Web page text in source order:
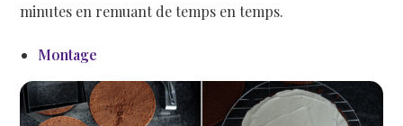
minutes en remuant de temps en temps.
Montage